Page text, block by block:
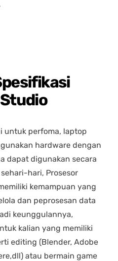
untuk perfoma, laptop
hardware dengan
dapat digunakan secara
hari, Prosesor
kemampuan yang
dan peprosesan data
keunggulannya,
kalian yang memiliki
editing (Blender, Adobe
atau bermain game